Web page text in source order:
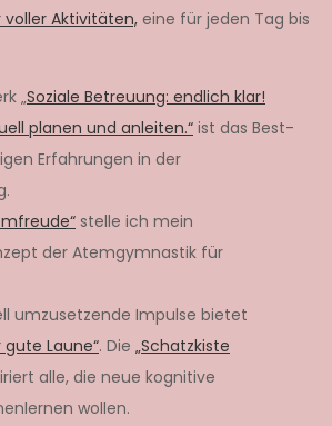
Aktivitäten, eine für jeden Tag bis
„Soziale Betreuung: endlich klar!
planen und anleiten.“ ist das Best-
Erfahrungen in der
stelle ich mein
der Atemgymnastik für
umzusetzende Impulse bietet
Laune“. Die „Schatzkiste
alle, die neue kognitive
wollen.